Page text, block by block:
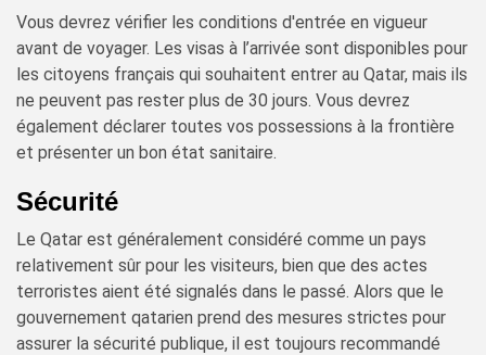
Vous devrez vérifier les conditions d'entrée en vigueur
avant de voyager. Les visas à l’arrivée sont disponibles pour
les citoyens français qui souhaitent entrer au Qatar, mais ils
ne peuvent pas rester plus de 30 jours. Vous devrez
également déclarer toutes vos possessions à la frontière
et présenter un bon état sanitaire.
Sécurité
Le Qatar est généralement considéré comme un pays
relativement sûr pour les visiteurs, bien que des actes
terroristes aient été signalés dans le passé. Alors que le
gouvernement qatarien prend des mesures strictes pour
assurer la sécurité publique, il est toujours recommandé